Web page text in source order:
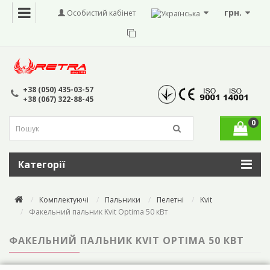
грн.
Особистий кабінет
+38 (050) 435-03-57
+38 (067) 322-88-45
0
Категорії
Комплектуючі Пальники Пелетні
Kvit
Факельний пальник Kvit Optima 50 кВт
ФАКЕЛЬНИЙ ПАЛЬНИК KVIT OPTIMA 50 КВТ